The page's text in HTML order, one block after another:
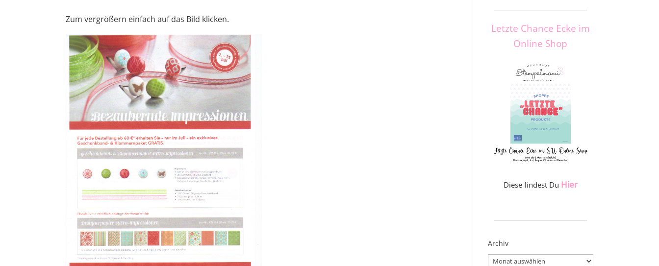
Zum vergrößern einfach auf das Bild klicken.
Letzte Chance Ecke im
Online Shop
Diese findest Du Hier
Archiv
Archiv